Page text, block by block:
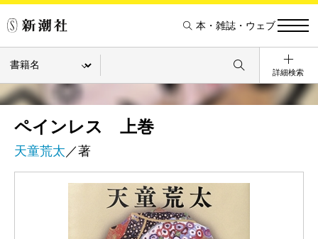
本・雑誌・ウェブ
詳細検索
ペインレス 上巻
天童荒太 ／著